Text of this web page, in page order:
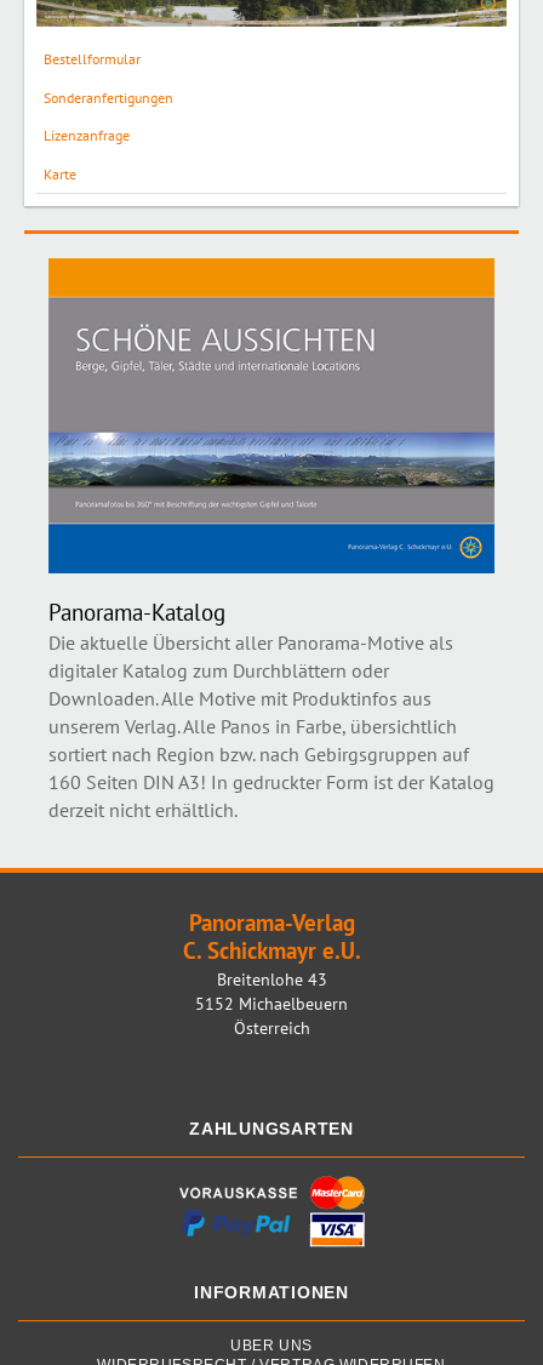
Bestellformular
Sonderanfertigungen
Lizenzanfrage
Karte
Panorama-Katalog
Die aktuelle Übersicht aller Panorama-Motive als
digitaler Katalog zum Durchblättern oder
Downloaden. Alle Motive mit Produktinfos aus
unserem Verlag. Alle Panos in Farbe, übersichtlich
sortiert nach Region bzw. nach Gebirgsgruppen auf
160 Seiten DIN A3! In gedruckter Form ist der Katalog
derzeit nicht erhältlich.
Panorama-Verlag
C. Schickmayr e.U.
Breitenlohe 43
5152 Michaelbeuern
Österreich
ZAHLUNGSARTEN
INFORMATIONEN
ÜBER UNS